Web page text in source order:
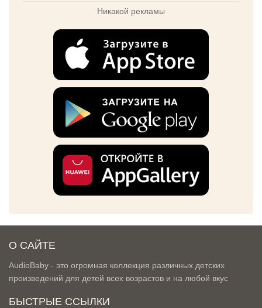
Никакой рекламы
О САЙТЕ
AudioBaby - это огромная коллекция различных детских
произведений для детей всех возрастов и на любой вкус
БЫСТРЫЕ ССЫЛКИ